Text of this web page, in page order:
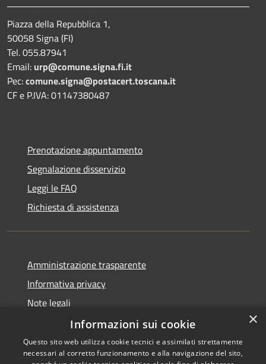
Piazza della Repubblica 1,
50058 Signa (FI)
Tel. 055.87941
Email: urp@comune.signa.fi.it
Pec:comune.signa@postacert.toscana.it
CF e P.IVA: 01147380487
Prenotazione appuntamento
Segnalazione disservizio
Leggi le FAQ
Richiesta di assistenza
Amministrazione trasparente
Informativa privacy
Note legali
Dichiarazione di accessibilità
×
Informazioni sui cookie
Questo sito web utilizza cookie tecnici e assimilati strettamente
necessari al corretto funzionamento e alla navigazione del sito,